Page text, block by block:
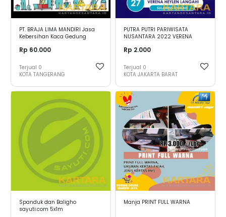
PT. BRAJA LIMA MANDIRI Jasa
Kebersihan Kaca Gedung
Rp 60.000
Terjual 0
KOTA TANGERANG
PUTRA PUTRI PARIWISATA
NUSANTARA 2022 VERENA
TENGAH
Rp 2.000
Terjual 0
KOTA JAKARTA BARAT
Spanduk dan Baligho
sayuti.com 5x1m
Manja PRINT FULL WARNA